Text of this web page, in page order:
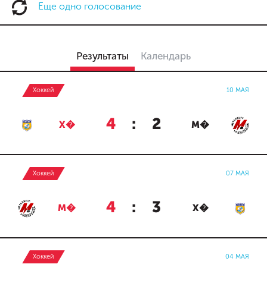
Еще одно голосование
Результаты Календарь
Хоккей 10 МАЯ
Х� 4 : 2 М�
Хоккей 07 МАЯ
М� 4 : 3 Х�
Хоккей 04 МАЯ